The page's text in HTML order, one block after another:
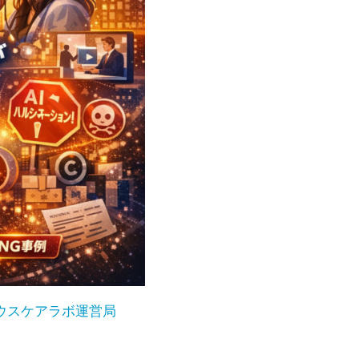
スケアラボ運営局